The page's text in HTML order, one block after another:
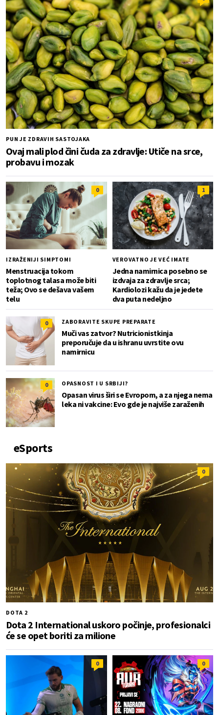
PUN JE ZDRAVIH SASTOJAKA
Ovaj mali plod čini čuda za zdravlje: Utiče na srce,
probavu i mozak
0
IZRAŽENIJI SIMPTOMI
Menstruacija tokom
toplotnog talasa može biti
teža; Ovo se dešava vašem
telu
1
VEROVATNO JE VEĆ IMATE
Jedna namirnica posebno se
izdvaja za zdravlje srca;
Kardiolozi kažu da je jedete
dva puta nedeljno
0 ZABORAVITE SKUPE PREPARATE
Muči vas zatvor? Nutricionistkinja
preporučuje da u ishranu uvrstite ovu
namirnicu
0 OPASNOST I U SRBIJI?
Opasan virus širi se Evropom, a za njega nema
leka ni vakcine: Evo gde je najviše zaraženih
eSports
0
DOTA 2
Dota 2 International uskoro počinje, profesionalci
će se opet boriti za milione
0 0